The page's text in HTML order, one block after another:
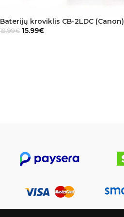
Baterijų kroviklis CB-2LDC (Canon)
19.99€ 15.99€